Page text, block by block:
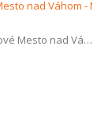
Mesto nad Váhom